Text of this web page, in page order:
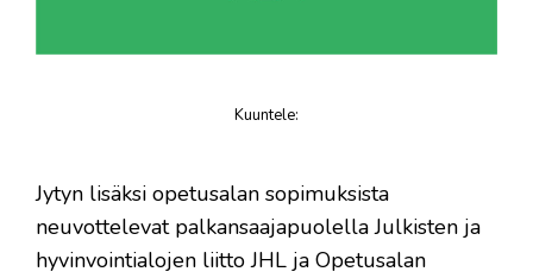
Kuuntele:
Jytyn lisäksi opetusalan sopimuksista
neuvottelevat palkansaajapuolella Julkisten ja
hyvinvointialojen liitto JHL ja Opetusalan